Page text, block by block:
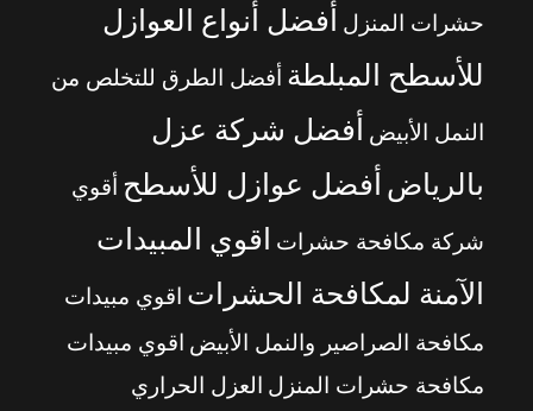
حشرات المنزل
أفضل أنواع العوازل
للأسطح المبلطة أفضل الطرق للتخلص من
النمل الأبيض
أفضل شركة عزل
بالرياض أفضل عوازل للأسطح أقوي
شركة مكافحة حشرات
اقوي المبيدات
الآمنة لمكافحة الحشرات اقوي مبيدات
مكافحة الصراصير والنمل الأبيض اقوي مبيدات
مكافحة حشرات المنزل العزل الحراري